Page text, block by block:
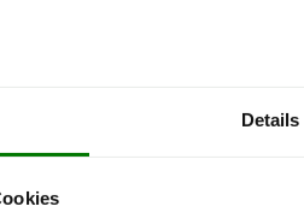
Details